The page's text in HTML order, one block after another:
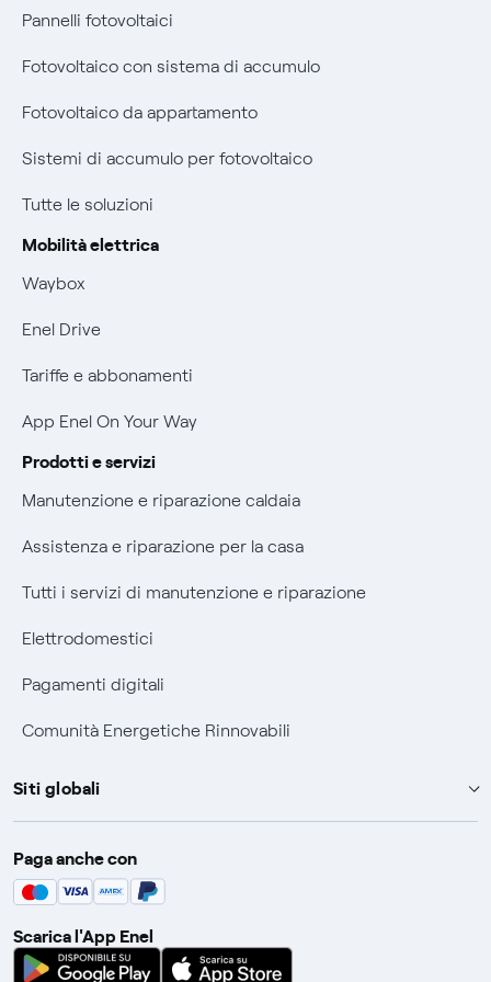
Rimborsi e resi per prodotti e servizi
Informativa RAEE
Informativa Privacy AI
Bollette energia elettrica e gas: cambiano i tempi di
prescrizione
Remit
Certificazioni
Nuove regole europee per la protezione dei dati
Offerte Placet non vulnerabili
Offerta Tutela Vulnerabilità Gas
Mobilità Elettrica
Phishing e truffe online
Verifica chi ti ha chiamato
Agevolazione utenti con disabilità per offerte Fibra
Pannelli fotovoltaici
Fotovoltaico con sistema di accumulo
Fotovoltaico da appartamento
Sistemi di accumulo per fotovoltaico
Tutte le soluzioni
Mobilità elettrica
Waybox
Enel Drive
Tariffe e abbonamenti
App Enel On Your Way
Prodotti e servizi
Manutenzione e riparazione caldaia
Assistenza e riparazione per la casa
Tutti i servizi di manutenzione e riparazione
Elettrodomestici
Pagamenti digitali
Comunità Energetiche Rinnovabili
Siti globali
Enel Group
Enel Green Power
Global Procurement
Paga anche con
Scarica l'App Enel